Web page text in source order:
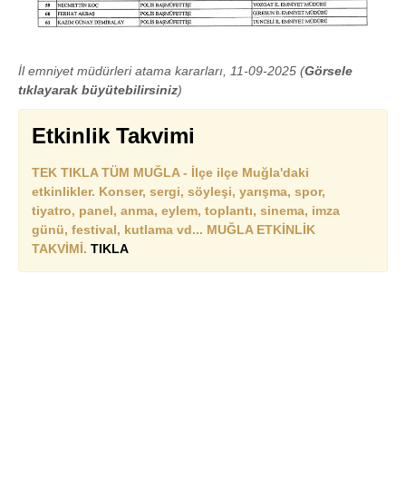
İl emniyet müdürleri atama kararları, 11-09-2025 (Görsele
tıklayarak büyütebilirsiniz)
Etkinlik Takvimi
TEK TIKLA TÜM MUĞLA - İlçe ilçe Muğla'daki
etkinlikler. Konser, sergi, söyleşi, yarışma, spor,
tiyatro, panel, anma, eylem, toplantı, sinema, imza
günü, festival, kutlama vd... MUĞLA ETKİNLİK
TAKVİMİ. TIKLA